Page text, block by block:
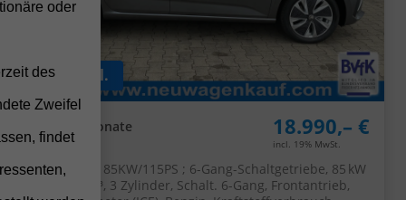
: 4 - 5 Monate 18.990,– €
incl. 19% MwSt.
ab 148,– € mtl.
5-türig, 1.0 TSI ; 85KW/115PS ; 6-Gang-Schaltgetriebe, 85 kW
(116 PS), 999 cm³, 3 Zylinder, Schalt. 6-Gang, Frontantrieb,
oder
des
Zweifel
findet